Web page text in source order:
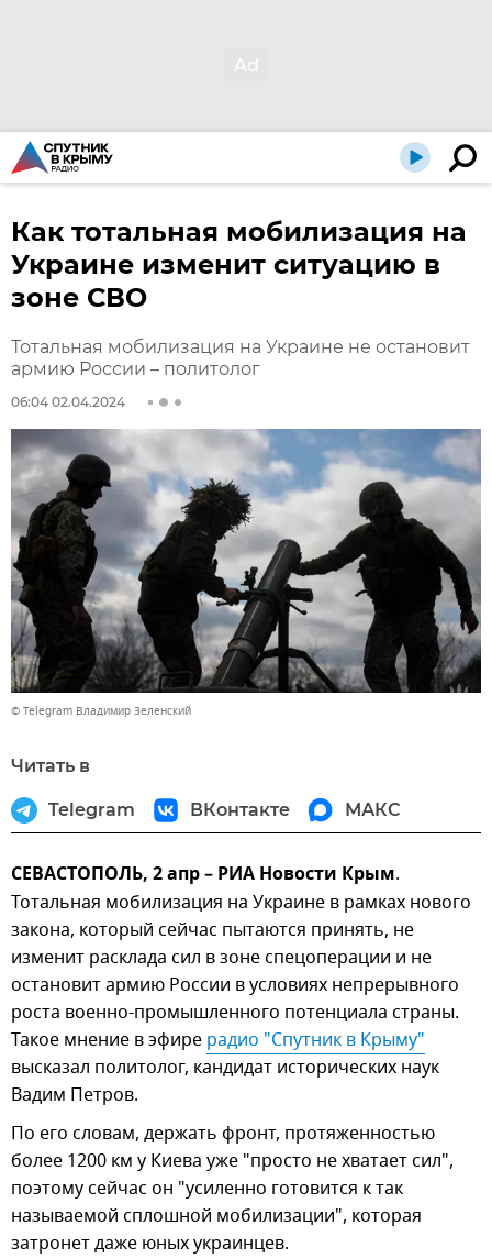
Как тотальная мобилизация на
Украине изменит ситуацию в
зоне СВО
Тотальная мобилизация на Украине не остановит
армию России – политолог
06:04 02.04.2024
© Telegram Владимир Зеленский
Читать в
Telegram ВКонтакте МАКС
СЕВАСТОПОЛЬ, 2 апр – РИА Новости Крым.
Тотальная мобилизация на Украине в рамках нового
закона, который сейчас пытаются принять, не
изменит расклада сил в зоне спецоперации и не
остановит армию России в условиях непрерывного
роста военно-промышленного потенциала страны.
Такое мнение в эфире радио "Спутник в Крыму"
высказал политолог, кандидат исторических наук
Вадим Петров.
По его словам, держать фронт, протяженностью
более 1200 км у Киева уже "просто не хватает сил",
поэтому сейчас он "усиленно готовится к так
называемой сплошной мобилизации", которая
затронет даже юных украинцев.